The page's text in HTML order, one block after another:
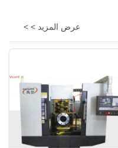
عرض المزيد > >